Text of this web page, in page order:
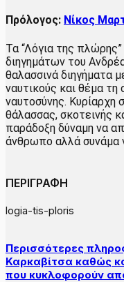
Πρόλογος: Νίκος
Τα “Λόγια της
διηγημάτων του
θαλασσινά διηγήματα
ναυτικούς και θέμα τη
ναυτοσύνης. Κυρίαρχη
θάλασσας, σκοτεινής
παράδοξη δύναμη να
άνθρωπο αλλά συνάμα
ΠΕΡΙΓΡΑΦΗ
logia-tis-ploris
Περισσότερες
Καρκαβίτσα καθώς
που κυκλοφορούν